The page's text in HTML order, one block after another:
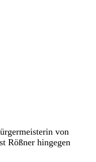
von
Rößner hingegen